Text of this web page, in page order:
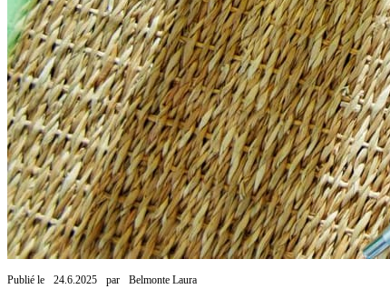
Publié le 24.6.2025 par Belmonte Laura